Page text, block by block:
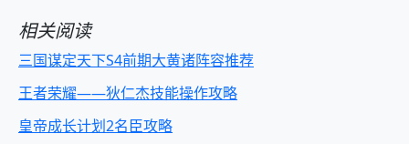
相关阅读
三国谋定天下S4前期大黄诸阵容推荐
王者荣耀——狄仁杰技能操作攻略
皇帝成长计划2名臣攻略